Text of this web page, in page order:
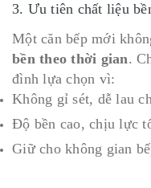
3. Ưu tiên chất liệu
Một căn bếp mới
bền theo thời gian.
đình lựa chọn vì:
Không gỉ sét, dễ lau
Độ bền cao, chịu lực
Giữ cho không gian